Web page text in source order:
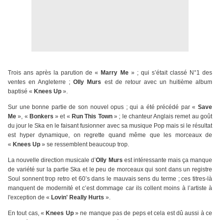
Trois ans après la parution de « Marry Me» ; qui s’était classé N°1 des
ventes en Angleterre ;Olly Murs est de retour avec un huitième album
baptisé « Knees Up ».
Sur une bonne partie de son nouvel opus ; qui a été précédé par « Save
Me», « Bonkers » et « Run This Town » ; le chanteur Anglais remet au goût
du jour le Ska en le faisant fusionner avec sa musique Pop mais si le résultat
est hyper dynamique, on regrette quand même que les morceaux de
« Knees Up » se ressemblent beaucoup trop.
La nouvelle direction musicale d’Olly Murs est intéressante mais ça manque
de variété sur la partie Ska et le peu de morceaux qui sont dans un registre
Soul sonnent trop retro et 60’s dans le mauvais sens du terme ; ces titres-là
manquent de modernité et c’est dommage car ils collent moins à l’artiste à
l'exception de « Lovin' Really Hurts ».
En tout cas, « Knees Up» ne manque pas de peps et cela est dû aussi à ce